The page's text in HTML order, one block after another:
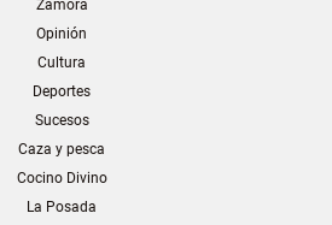
Zamora
Opinión
Cultura
Deportes
Sucesos
Caza y pesca
Cocino Divino
La Posada